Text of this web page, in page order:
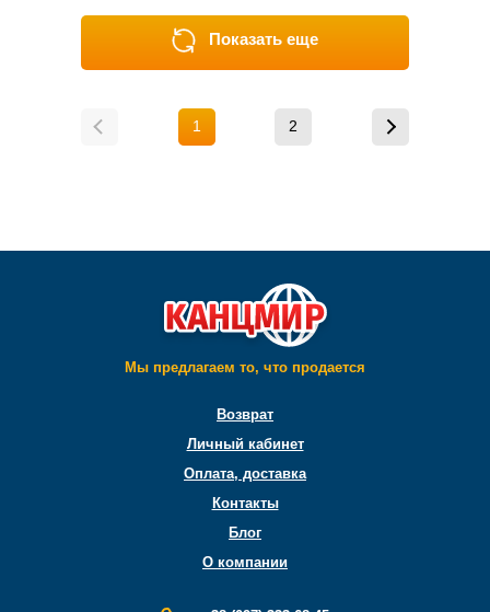
Показать еще
1 2
Мы предлагаем то, что продается
Возврат
Личный кабинет
Оплата, доставка
Контакты
Блог
О компании